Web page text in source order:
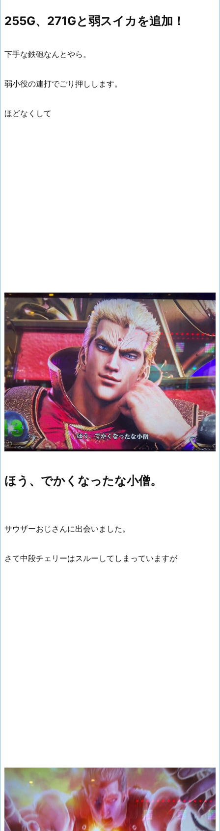
255G、271Gと弱スイカを追加！
下手な鉄砲なんとやら。
弱小役の連打でごり押しします。
ほどなくして
ほう、でかくなったな小僧。
サウザーおじさんに出会いました。
さて中段チェリーはスルーしてしまっていますが